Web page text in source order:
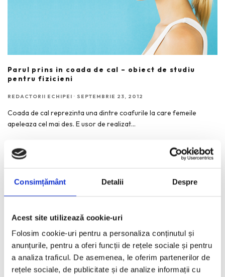
Consimțământ Detalii Despre
Acest site utilizează cookie-uri
Folosim cookie-uri pentru a personaliza conținutul și
anunțurile, pentru a oferi funcții de rețele sociale și pentru
a analiza traficul. De asemenea, le oferim partenerilor de
rețele sociale, de publicitate și de analize informații cu
Parul prins in coada de cal – obiect de studiu
pentru fizicieni
REDACTORII ECHIPEI · SEPTEMBRIE 23, 2012
Coada de cal reprezinta una dintre coafurile la care femeile
apeleaza cel mai des. E usor de realizat...
RECENT POSTS
Rochii de vara, elegante, casual, de vacanta. Inspiratie
Bucurestiul pe harta globala a Mercedes-Benz
Funda, element cheie in designul rochiilor de ocazie
KAWS: Art & Comix la Albertina Modern – cand benzile